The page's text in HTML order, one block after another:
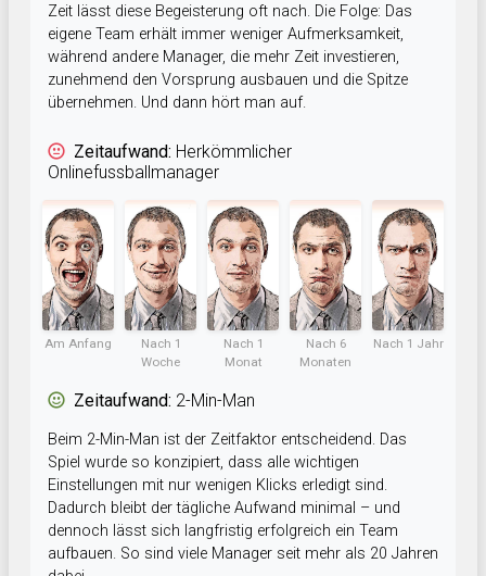
Zeit lässt diese Begeisterung oft nach. Die Folge: Das
eigene Team erhält immer weniger Aufmerksamkeit,
während andere Manager, die mehr Zeit investieren,
zunehmend den Vorsprung ausbauen und die Spitze
übernehmen. Und dann hört man auf.
Zeitaufwand: Herkömmlicher
Onlinefussballmanager
Am Anfang
Nach 1
Woche
Nach 1
Monat
Nach 6
Monaten
Nach 1 Jahr
Zeitaufwand: 2-Min-Man
Beim 2-Min-Man ist der Zeitfaktor entscheidend. Das
Spiel wurde so konzipiert, dass alle wichtigen
Einstellungen mit nur wenigen Klicks erledigt sind.
Dadurch bleibt der tägliche Aufwand minimal – und
dennoch lässt sich langfristig erfolgreich ein Team
aufbauen. So sind viele Manager seit mehr als 20 Jahren